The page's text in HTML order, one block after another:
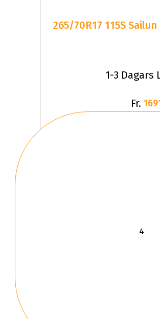
265/70R17 115S Sailun
1-3 Dagars
Fr.